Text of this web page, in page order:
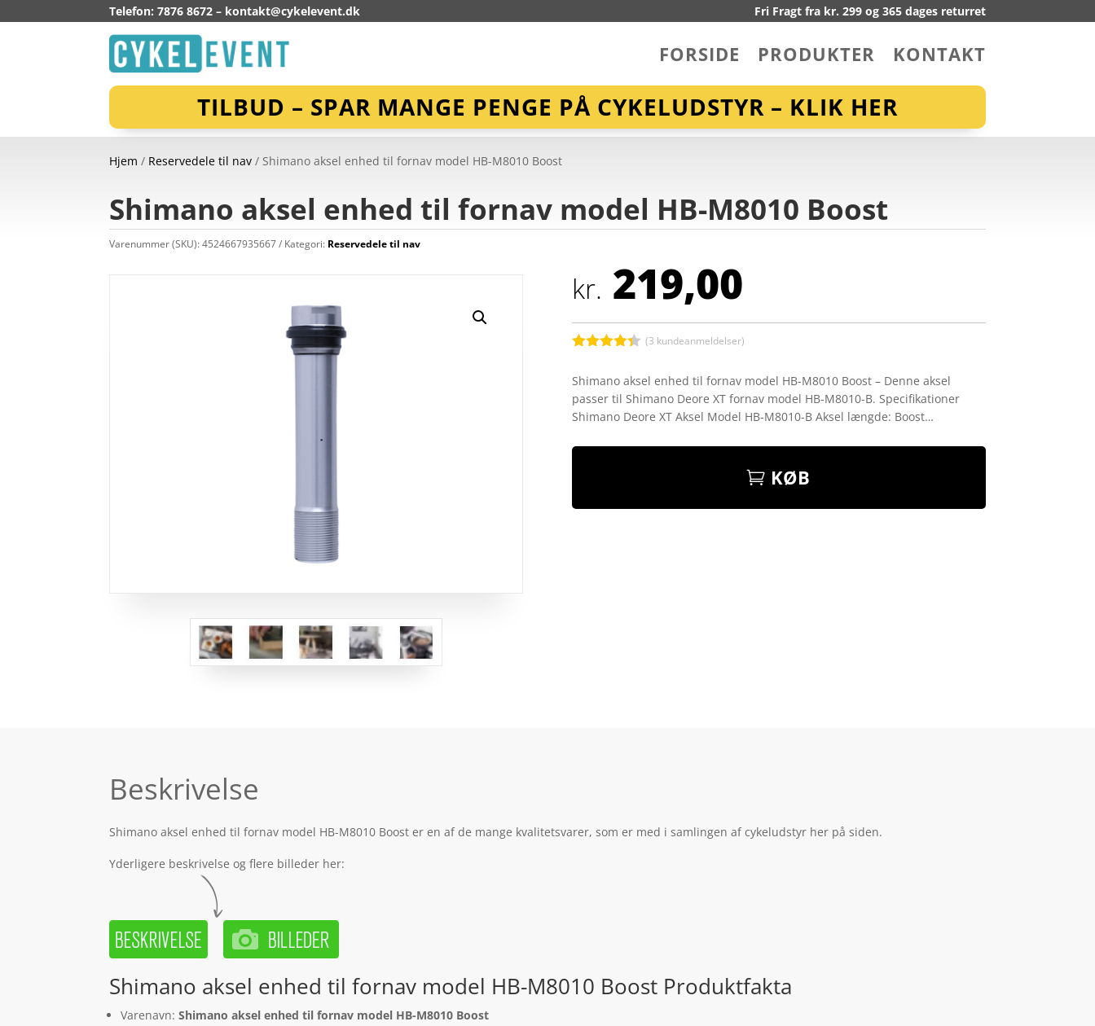
Telefon: 7876 8672 – kontakt@cykelevent.dk Fri Fragt fra kr. 299 og 365 dages returret
FORSIDE PRODUKTER KONTAKT
TILBUD – SPAR MANGE PENGE PÅ CYKELUDSTYR – KLIK HER
Hjem / Reservedele til nav / Shimano aksel enhed til fornav model HB-M8010 Boost
Shimano aksel enhed til fornav model HB-M8010 Boost
Varenummer (SKU):4524667935667 Kategori: Reservedele til nav
kr. 219,00
ud af 5
baseret
på
kundebedø
(3 kundeanmeldelser)
Shimano aksel enhed til fornav model HB-M8010 Boost – Denne aksel
passer til Shimano Deore XT fornav model HB-M8010-B. Specifikationer
Shimano Deore XT Aksel Model HB-M8010-B Aksel længde: Boost…
KØB
Beskrivelse
Shimano aksel enhed til fornav model HB-M8010 Boost er en af de mange kvalitetsvarer, som er med i samlingen af cykeludstyr her på siden.
Yderligere beskrivelse og flere billeder her:
Shimano aksel enhed til fornav model HB-M8010 Boost Produktfakta
Varenavn:Shimano aksel enhed til fornav model HB-M8010 Boost